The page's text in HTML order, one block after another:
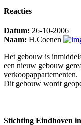
Reacties
Datum: 26-10-2006
Naam: H.Coenen
Het gebouw is
een nieuw gebouw
verkoopappartementen.
Dit gebouw wordt
Stichting Eindhoven